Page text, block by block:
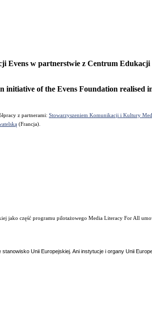
w partnerstwie z Centrum
of the Evens Foundation
z partnerami: Stowarzyszeniem Komunikacji i Kultury
(Francja).
jako część programu pilotażowego Media Literacy For All
Unii Europejskiej. Ani instytucje i organy Unii